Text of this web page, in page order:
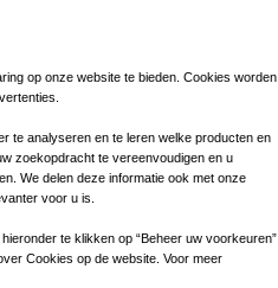
op onze website te bieden. Cookies worden
te analyseren en te leren welke producten en
zoekopdracht te vereenvoudigen en u
We delen deze informatie ook met onze
voor u is.
te klikken op “Beheer uw voorkeuren”
Cookies op de website. Voor meer